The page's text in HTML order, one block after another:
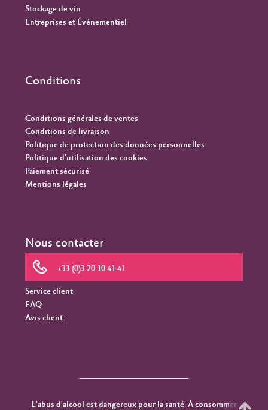
Stockage de vin
Entreprises et Événementiel
Conditions
Conditions générales de ventes
Conditions de livraison
Politique de protection des données personnelles
Politique d'utilisation des cookies
Paiement sécurisé
Mentions légales
Nous contacter
+33 (0)3 20 10 41 41
Service client
FAQ
Avis client
L'abus d'alcool est dangereux pour la santé. À consommer